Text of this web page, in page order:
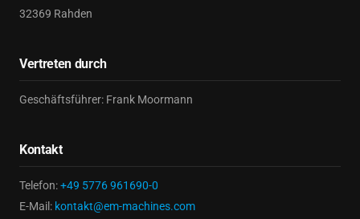
32369 Rahden
Vertreten durch
Geschäftsführer: Frank Moormann
Kontakt
Telefon:+49 5776 961690-0
E-Mail: kontakt@em-machines.com